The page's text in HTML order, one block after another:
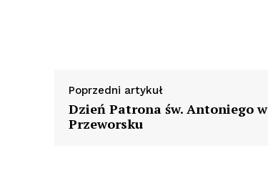
Poprzedni artykuł
Dzień Patrona św. Antoniego w
Przeworsku